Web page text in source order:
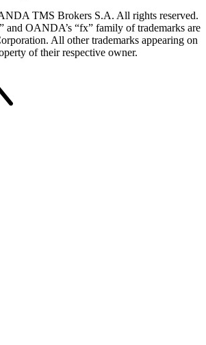
TMS Brokers S.A. All rights reserved.
and OANDA’s “fx” family of trademarks are
All other trademarks appearing on
of their respective owner.